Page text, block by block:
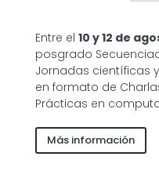
Entre el 10 y 12 de
posgrado
Jornadas científicas
en formato de
Prácticas en
Más información